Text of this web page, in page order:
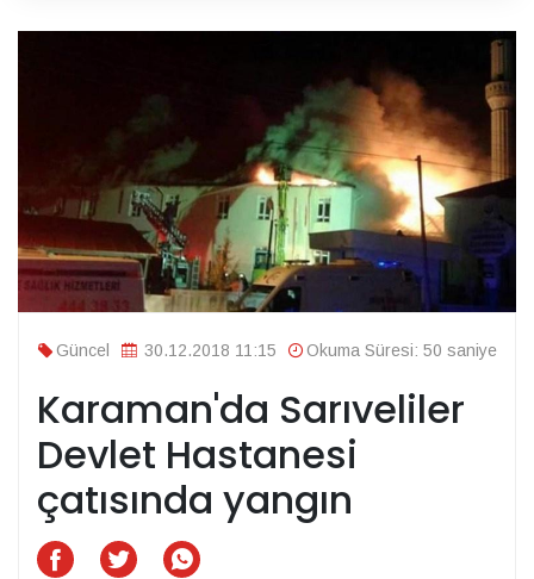
Güncel 30.12.2018 11:15 Okuma Süresi: 50 saniye
Karaman'da Sarıveliler
Devlet Hastanesi
çatısında yangın